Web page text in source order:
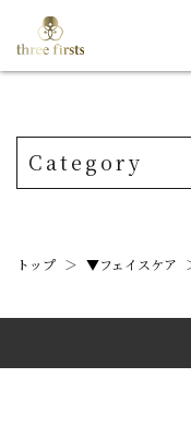
Category
トップ ＞ ▼フェイスケア